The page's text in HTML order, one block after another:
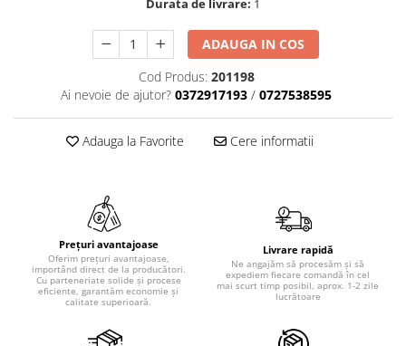
Durata de livrare: 1
ADAUGA IN COS
Cod Produs: 201198
Ai nevoie de ajutor? 0372917193 / 0727538595
Adauga la Favorite Cere informatii
Prețuri avantajoase
Oferim prețuri avantajoase,
importând direct de la producători.
Cu parteneriate solide și procese
eficiente, garantăm economie și
calitate superioară.
Livrare rapidă
Ne angajăm să procesăm și să
expediem fiecare comandă în cel
mai scurt timp posibil, aprox. 1-2 zile
lucrătoare